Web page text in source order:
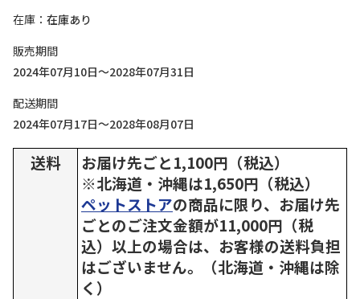
在庫
在庫あり
販売期間
2024年07月10日～2028年07月31日
配送期間
2024年07月17日～2028年08月07日
送料
お届け先ごと1,100円（税込）
※北海道・沖縄は1,650円（税込）
ペットストアの商品に限り、お届け先
ごとのご注文金額が11,000円（税
込）以上の場合は、お客様の送料負担
はございません。（北海道・沖縄は除
く）